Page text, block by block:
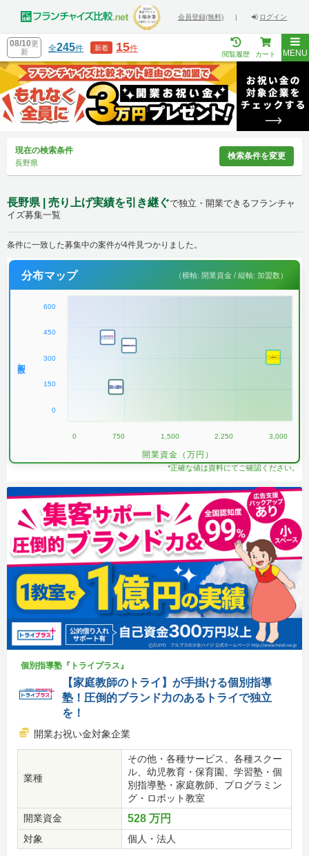
会員登録(無料) | ログイン
08/10更
新
全245件 新着 15件
閲覧履歴 カート MENU
現在の検索条件
長野県
検索条件を変更
長野県 | 売り上げ実績を引き継ぐで独立・開業できるフランチャ
イズ募集一覧
条件に一致した募集中の案件が4件見つかりました。
分布マップ （横軸: 開業資金 / 縦軸: 加盟数）
600
450
300
150
0
0 750 1,500 2,250 3,000
開業資金（万円）
*正確な値は資料にてご確認ください。
個別指導塾『トライプラス』
【家庭教師のトライ】が手掛ける個別指導
塾！圧倒的ブランド力のあるトライで独立
を！
開業お祝い金対象企業
業種
その他・各種サービス、各種スクー
ル、幼児教育・保育園、学習塾・個
別指導塾・家庭教師、プログラミン
グ・ロボット教室
開業資金
528 万円
対象 個人・法人